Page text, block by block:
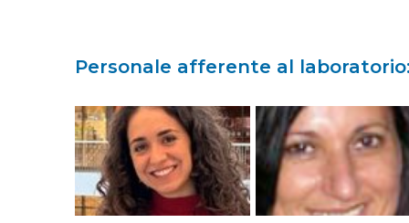
Personale afferente al